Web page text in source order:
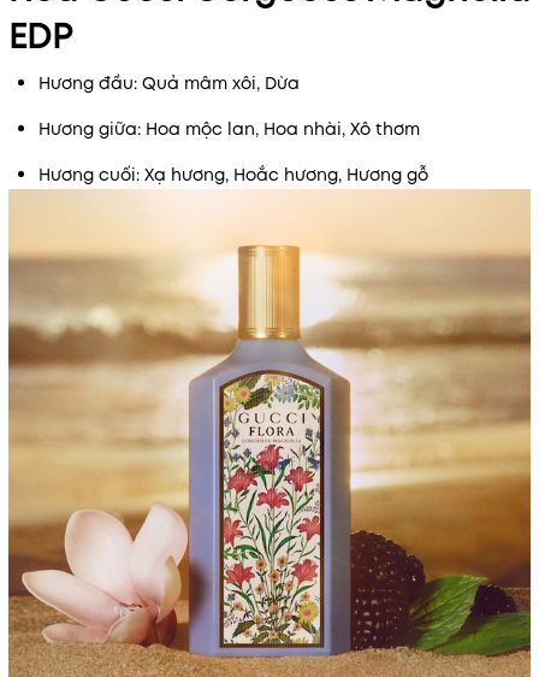
EDP
Hương đầu: Quả mâm xôi, Dừa
Hương giữa: Hoa mộc lan, Hoa nhài, Xô thơm
Hương cuối: Xạ hương, Hoắc hương, Hương gỗ